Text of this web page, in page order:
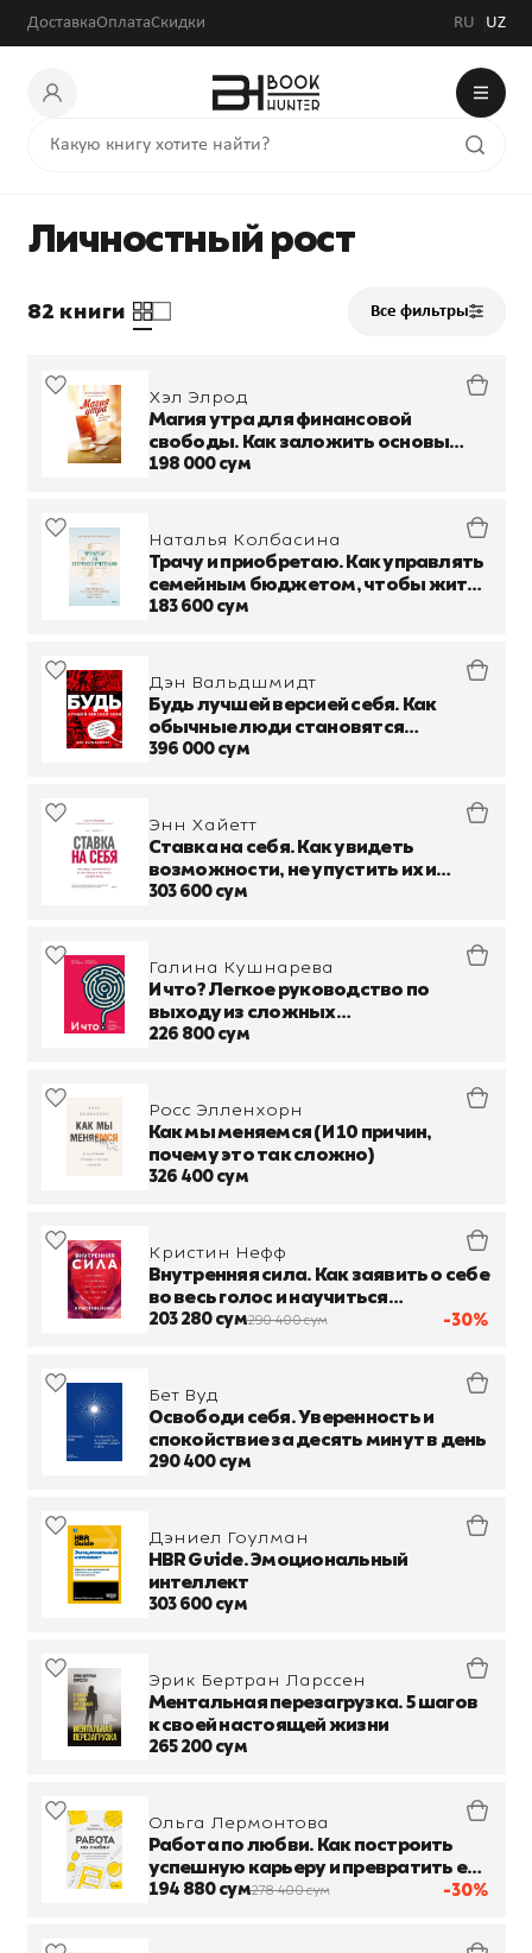
ДоставкаОплатаСкидки RU UZ
Личностный рост
82 книги Все фильтры
Хэл Элрод
Магия утра для финансовой
свободы. Как заложить основы
счастливой и богатой жизни
198 000 сум
Наталья Колбасина
Трачу и приобретаю. Как управлять
семейным бюджетом, чтобы жить
в достатке
183 600 сум
Дэн Вальдшмидт
Будь лучшей версией себя. Как
обычные люди становятся
выдающимися
396 000 сум
Энн Хайетт
Ставка на себя. Как увидеть
возможности, не упустить их и
построить карьеру мечты
303 600 сум
Галина Кушнарева
И что? Легкое руководство по
выходу из сложных
психологических ситуаций
226 800 сум
Росс Элленхорн
Как мы меняемся (И 10 причин,
почему это так сложно)
326 400 сум
-30%
Кристин Нефф
Внутренняя сила. Как заявить о себе
во весь голос и научиться
отстаивать свои интересы
203 280 сум290 400 сум
Бет Вуд
Освободи себя. Уверенность и
спокойствие за десять минут в день
290 400 сум
Дэниел Гоулман
HBR Guide. Эмоциональный
интеллект
303 600 сум
Эрик Бертран Ларссен
Ментальная перезагрузка. 5 шагов
к своей настоящей жизни
265 200 сум
-30%
Ольга Лермонтова
Работа по любви. Как построить
успешную карьеру и превратить ее
в источник вдохновения и счастья
194 880 сум278 400 сум